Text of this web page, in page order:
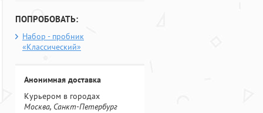
ПОПРОБОВАТЬ:
Набор - пробник
«Классический»
Анонимная доставка
Курьером в городах
Москва, Санкт-Петербург